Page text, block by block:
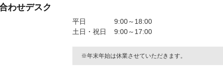
わせデスク
平日
9:00～18:00
土日・祝日
9:00～17:00
年末年始は休業させていただきます。